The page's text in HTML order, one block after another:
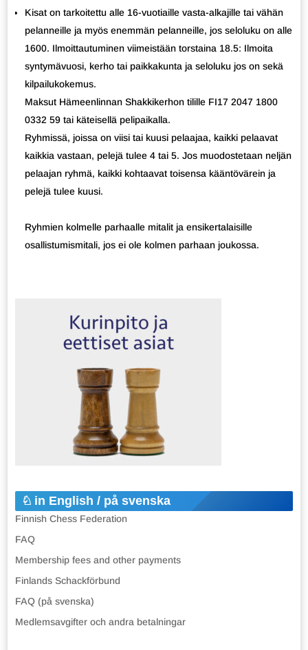
Kisat on tarkoitettu alle 16-vuotiaille vasta-alkajille tai vähän
pelanneille ja myös enemmän pelanneille, jos seloluku on alle
1600. Ilmoittautuminen viimeistään torstaina 18.5: Ilmoita
syntymävuosi, kerho tai paikkakunta ja seloluku jos on sekä
kilpailukokemus.
Maksut Hämeenlinnan Shakkikerhon tilille FI17 2047 1800
0332 59 tai käteisellä pelipaikalla.
Ryhmissä, joissa on viisi tai kuusi pelaajaa, kaikki pelaavat
kaikkia vastaan, pelejä tulee 4 tai 5. Jos muodostetaan neljän
pelaajan ryhmä, kaikki kohtaavat toisensa kääntövärein ja
pelejä tulee kuusi.
Ryhmien kolmelle parhaalle mitalit ja ensikertalaisille
osallistumismitali, jos ei ole kolmen parhaan joukossa.
in English / på svenska
Finnish Chess Federation
FAQ
Membership fees and other payments
Finlands Schackförbund
FAQ (på svenska)
Medlemsavgifter och andra betalningar